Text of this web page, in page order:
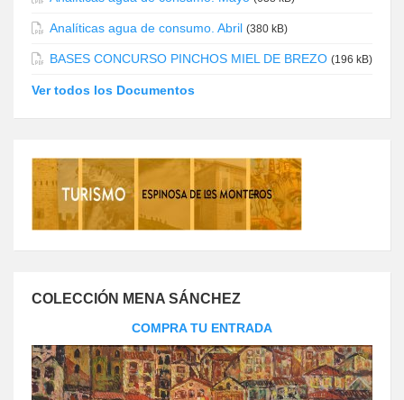
Analíticas agua de consumo. Abril (380 kB)
BASES CONCURSO PINCHOS MIEL DE BREZO (196 kB)
Ver todos los Documentos
COLECCIÓN MENA SÁNCHEZ
COMPRA TU ENTRADA